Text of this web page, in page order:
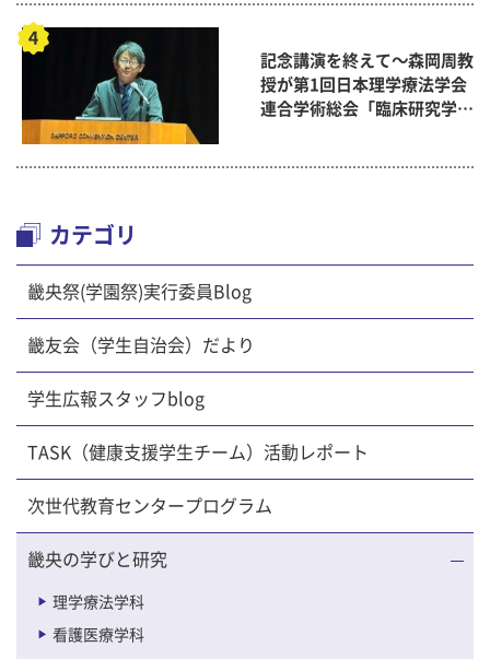
記念講演を終えて～森岡周教
授が第1回日本理学療法学会
連合学術総会「臨床研究学術
カテゴリ
畿央祭(学園祭)実行委員Blog
畿友会（学生自治会）だより
学生広報スタッフblog
TASK（健康支援学生チーム）活動レポート
次世代教育センタープログラム
畿央の学びと研究
理学療法学科
看護医療学科